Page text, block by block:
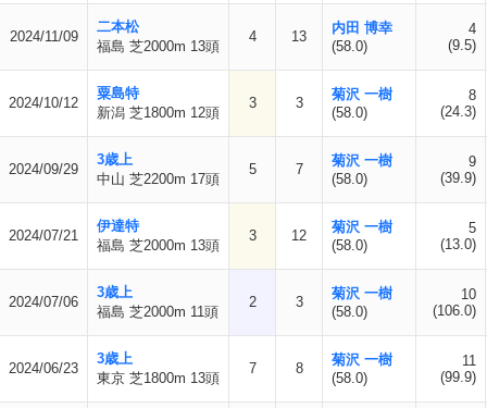
2024/11/09
二本松
福島 芝2000m 13頭
4 13
内田 博幸
(58.0)
4
(9.5)
2024/10/12
粟島特
新潟 芝1800m 12頭
3 3
菊沢 一樹
(58.0)
8
(24.3)
2024/09/29
3歳上
中山 芝2200m 17頭
5 7
菊沢 一樹
(58.0)
9
(39.9)
2024/07/21
伊達特
福島 芝2000m 13頭
3 12
菊沢 一樹
(58.0)
5
(13.0)
2024/07/06
3歳上
福島 芝2000m 11頭
2 3
菊沢 一樹
(58.0)
10
(106.0)
2024/06/23
3歳上
東京 芝1800m 13頭
7 8
菊沢 一樹
(58.0)
11
(99.9)